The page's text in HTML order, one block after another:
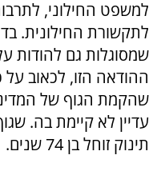
למשפט החילוני,
לתקשורת החילונית.
שמסוגלות גם להודות
ההודאה הזו, לכאוב
שהקמת הגוף של
עדיין לא קיימת בה.
תינוק זוחל בן 74 שנים.